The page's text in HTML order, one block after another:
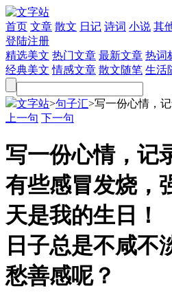
首页 文章 散文 日记 诗词 小说 其
登陆注册
精选美文 热门文章 最新文章 热词
经典美文 情感文章 散文随笔 生活
文字站>句子汇>写一份心情，
上一句 下一句
写一份心情，记
有些感冒发烧，
天是我的生日！
日子总是不咸不
愁善感呢？